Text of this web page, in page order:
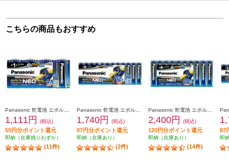
こちらの商品もおすすめ
1,111円 (税込)
55円分ポイント還元
即納（在庫残りわずか）
(11件)
1,740円 (税込)
87円分ポイント還元
即納（在庫あり）
(2件)
2,400円 (税込)
120円分ポイント還元
即納（在庫あり）
(14件)
87
即